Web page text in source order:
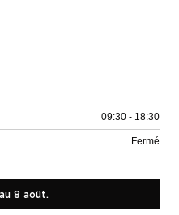
09:30 - 18:30
Fermé
8 août.